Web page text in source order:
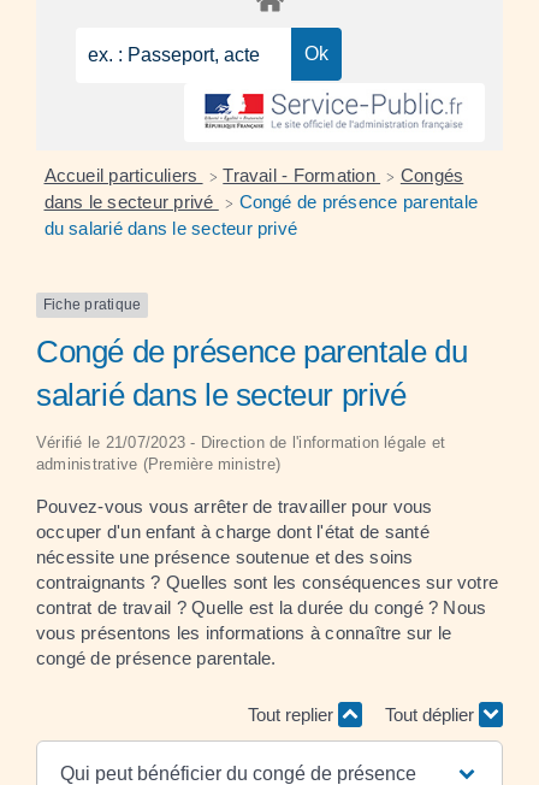
Accueil particuliers > Travail - Formation > Congés
dans le secteur privé
> Congé de présence parentale
du salarié dans le secteur privé
Fiche pratique
Congé de présence parentale du
salarié dans le secteur privé
Vérifié le 21/07/2023 - Direction de l'information légale et
administrative (Première ministre)
Pouvez-vous vous arrêter de travailler pour vous
occuper d'un enfant à charge dont l'état de santé
nécessite une présence soutenue et des soins
contraignants ? Quelles sont les conséquences sur votre
contrat de travail ? Quelle est la durée du congé ? Nous
vous présentons les informations à connaître sur le
congé de présence parentale.
Tout replier Tout déplier
Qui peut bénéficier du congé de présence